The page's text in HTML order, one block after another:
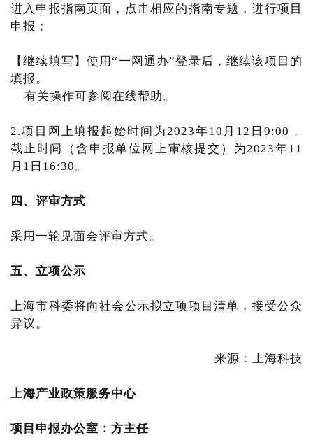
进入申报指南页面，点击相应的指南专题，进行项目
申报；
【继续填写】使用“一网通办”登录后，继续该项目的
填报。
有关操作可参阅在线帮助。
2.项目网上填报起始时间为2023年10月12日9:00，
截止时间（含申报单位网上审核提交）为2023年11
月1日16:30。
四、评审方式
采用一轮见面会评审方式。
五、立项公示
上海市科委将向社会公示拟立项项目清单，接受公众
异议。
来源：上海科技
上海产业政策服务中心
项目申报办公室：方主任